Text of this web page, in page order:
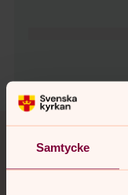
Samtycke
Tillbaka till toppen
Tillbaka till innehållet